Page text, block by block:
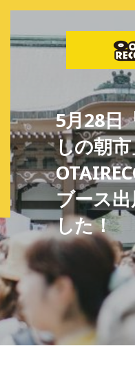
5月28日
しの朝
ブース
した！